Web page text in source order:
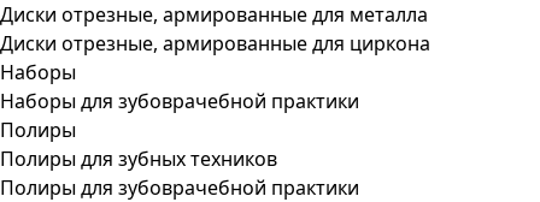
Диски отрезные, армированные для металла
Диски отрезные, армированные для циркона
Наборы
Наборы для зубоврачебной практики
Полиры
Полиры для зубных техников
Полиры для зубоврачебной практики